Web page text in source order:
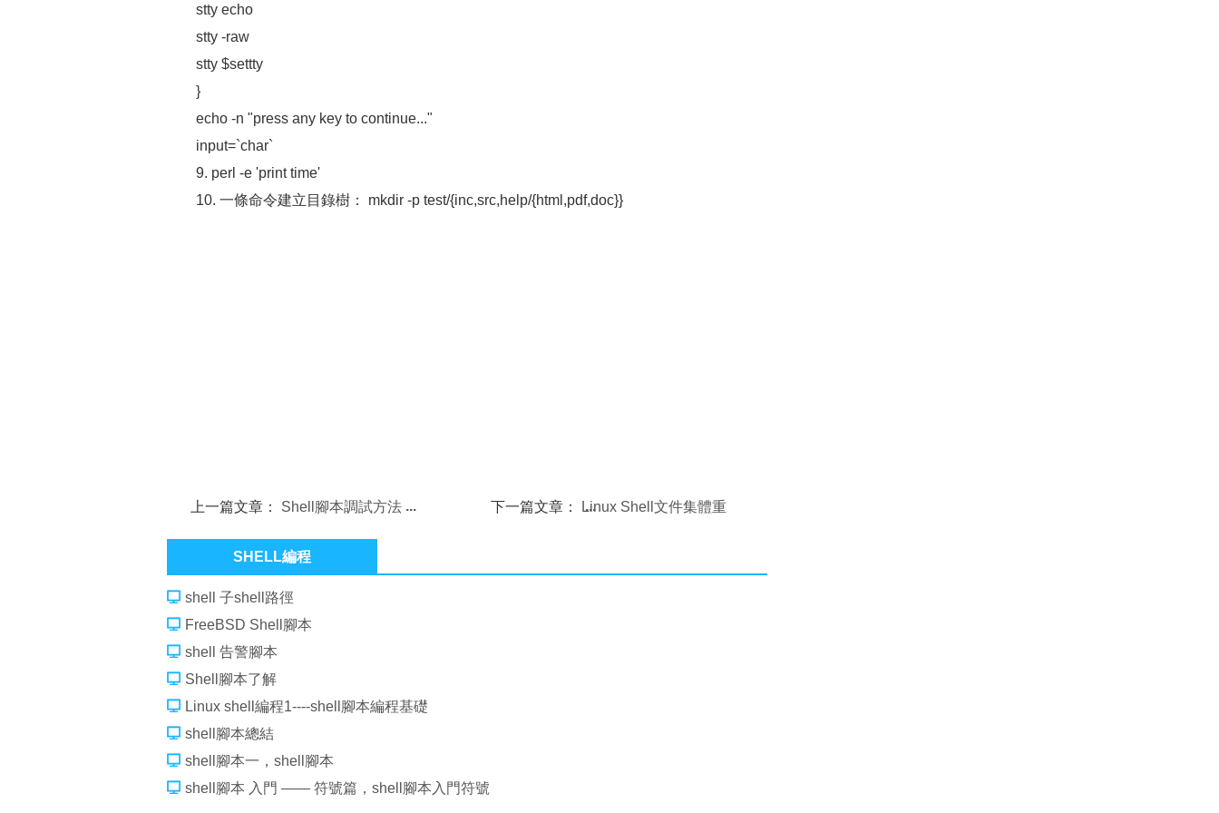
stty echo
stty -raw
stty $settty
}
echo -n "press any key to continue..."
input=`char`
9. perl -e 'print time'
10. 一條命令建立目錄樹： mkdir -p test/{inc,src,help/{html,pdf,doc}}
上一篇文章： Shell腳本調試方法 下一篇文章：
Linux Shell文件集體重
SHELL編程
shell 子shell路徑
FreeBSD Shell腳本
shell 告警腳本
Shell腳本了解
Linux shell編程1----shell腳本編程基礎
shell腳本總結
shell腳本一，shell腳本
shell腳本 入門 —— 符號篇，shell腳本入門符號